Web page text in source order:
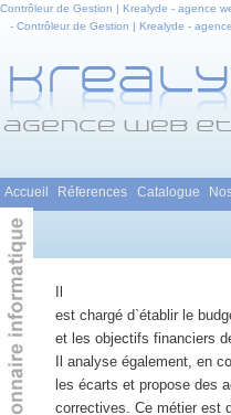
Contrôleur de Gestion | Krealyde - agence
- Contrôleur de Gestion | Krealyde -
Menu principal
Aller au contenu principal
Aller au contenu secondaire
Accueil Réferences Catalogue
est chargé d`établir le
et les objectifs financiers
Il analyse également, en
les écarts et propose des
correctives. Ce métier est